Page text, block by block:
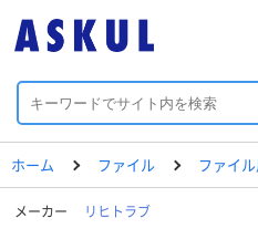
ホーム ファイル ファイ
メーカー リヒトラブ